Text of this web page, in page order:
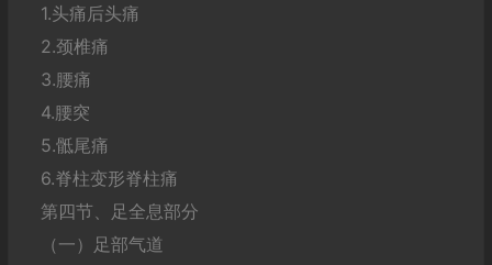
1.头痛后头痛
2.颈椎痛
3.腰痛
4.腰突
5.骶尾痛
6.脊柱变形脊柱痛
第四节、足全息部分
（一）足部气道